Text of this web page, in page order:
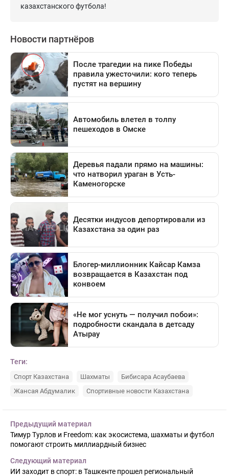
казахстанского футбола!
Теги:
Спорт Казахстана Шахматы
Бибисара Асаубаева
Жансая Абдумалик
Спортивные новости Казахстана
Предыдущий материал
Тимур Турлов и Freedom: как экосистема, шахматы и футбол
помогают строить миллиардный бизнес
Следующий материал
ИИ заходит в спорт: в Ташкенте прошел региональный